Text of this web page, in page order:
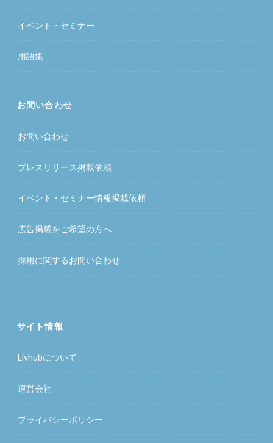
イベント・セミナー
用語集
お問い合わせ
お問い合わせ
プレスリリース掲載依頼
イベント・セミナー情報掲載依頼
広告掲載をご希望の方へ
採用に関するお問い合わせ
サイト情報
Livhubについて
運営会社
プライバシーポリシー